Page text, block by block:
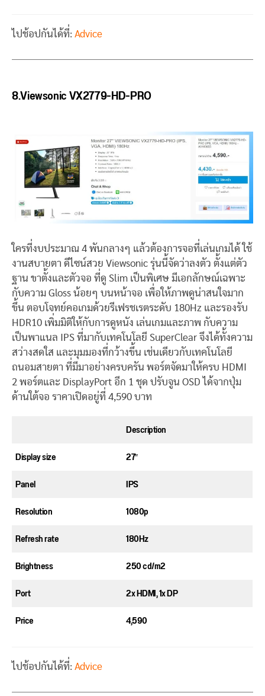
ไปช้อปกันได้ที่: Advice
8.Viewsonic VX2779-HD-PRO
ใครที่งบประมาณ 4 พันกลางๆ แล้วต้องการจอที่เล่นเกมได้ ใช้
งานสบายตา ดีไซน์สวย Viewsonic รุ่นนี้จัดว่าลงตัว ตั้งแต่ตัว
ฐาน ขาตั้งและตัวจอ ที่ดู Slim เป็นพิเศษ มีเอกลักษณ์เฉพาะ
กับความ Gloss น้อยๆ บนหน้าจอ เพื่อให้ภาพดูน่าสนใจมาก
ขึ้น ตอบโจทย์คอเกมด้วยรีเฟรชเรตระดับ 180Hz และรองรับ
HDR10 เพิ่มมิติให้กับการดูหนัง เล่นเกมและภาพ กับความ
เป็นพาแนล IPS ที่มากับเทคโนโลยี SuperClear จึงได้ทั้งความ
สว่างสดใส และมุมมองที่กว้างขึ้น เช่นเดียวกับเทคโนโลยี
ถนอมสายตา ที่มีมาอย่างครบครัน พอร์ตจัดมาให้ครบ HDMI
2 พอร์ตและ DisplayPort อีก 1 ชุด ปรับจูน OSD ได้จากปุ่ม
ด้านใต้จอ ราคาเปิดอยู่ที่ 4,590 บาท
Description
Display size
27″
Panel
IPS
Resolution
1080p
Refresh rate
180Hz
Brightness
250 cd/m2
Port
2x HDMI, 1x DP
Price
4,590
ไปช้อปกันได้ที่: Advice